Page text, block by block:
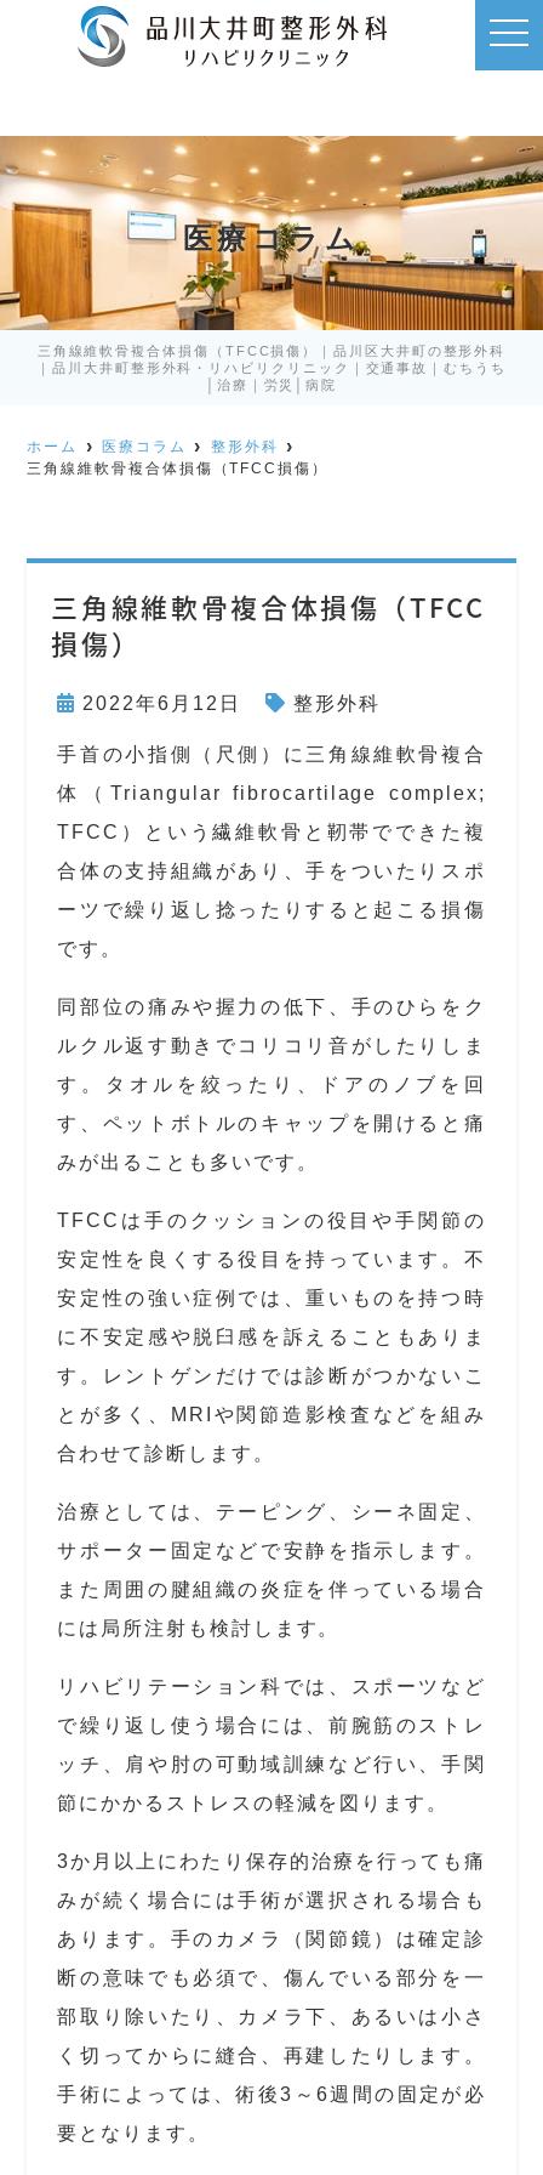
医療コラム
三角線維軟骨複合体損傷（TFCC損傷）｜品川区大井町の整形外科
｜品川大井町整形外科・リハビリクリニック｜交通事故｜むちうち
│治療｜労災│病院
t
o
n
a
v
i
i
o
n
ホーム 医療コラム
整形外科
三角線維軟骨複合体損傷（TFCC損傷）
三角線維軟骨複合体損傷（TFCC
損傷）
2022年6月12日 整形外科
手首の小指側（尺側）に三角線維軟骨複合
体（Triangular fibrocartilage complex;
TFCC）という繊維軟骨と靭帯でできた複
合体の支持組織があり、手をついたりスポ
ーツで繰り返し捻ったりすると起こる損傷
です。
同部位の痛みや握力の低下、手のひらをク
ルクル返す動きでコリコリ音がしたりしま
す。タオルを絞ったり、ドアのノブを回
す、ペットボトルのキャップを開けると痛
みが出ることも多いです。
TFCCは手のクッションの役目や手関節の
安定性を良くする役目を持っています。不
安定性の強い症例では、重いものを持つ時
に不安定感や脱臼感を訴えることもありま
す。レントゲンだけでは診断がつかないこ
とが多く、MRIや関節造影検査などを組み
合わせて診断します。
治療としては、テーピング、シーネ固定、
サポーター固定などで安静を指示します。
また周囲の腱組織の炎症を伴っている場合
には局所注射も検討します。
リハビリテーション科では、スポーツなど
で繰り返し使う場合には、前腕筋のストレ
ッチ、肩や肘の可動域訓練など行い、手関
節にかかるストレスの軽減を図ります。
3か月以上にわたり保存的治療を行っても痛
みが続く場合には手術が選択される場合も
あります。手のカメラ（関節鏡）は確定診
断の意味でも必須で、傷んでいる部分を一
部取り除いたり、カメラ下、あるいは小さ
く切ってからに縫合、再建したりします。
手術によっては、術後3～6週間の固定が必
要となります。